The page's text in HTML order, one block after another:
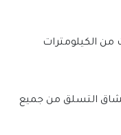
الكيلومترات
التسلق من جميع